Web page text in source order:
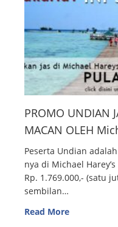
PROMO UNDIAN
MACAN OLEH
Peserta Undian
nya di Michael
Rp. 1.769.000,- (satu
sembilan…
Read More